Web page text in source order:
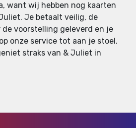
want wij hebben nog kaarten
Je betaalt veilig, de
voorstelling geleverd en je
onze service tot aan je stoel.
straks van & Juliet in